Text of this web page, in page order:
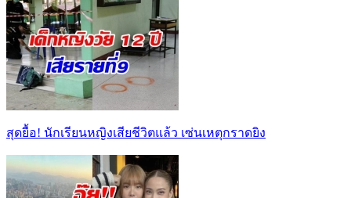
สุดยื้อ! นักเรียนหญิงเสียชีวิตแล้ว เซ่นเหตุกราดยิง